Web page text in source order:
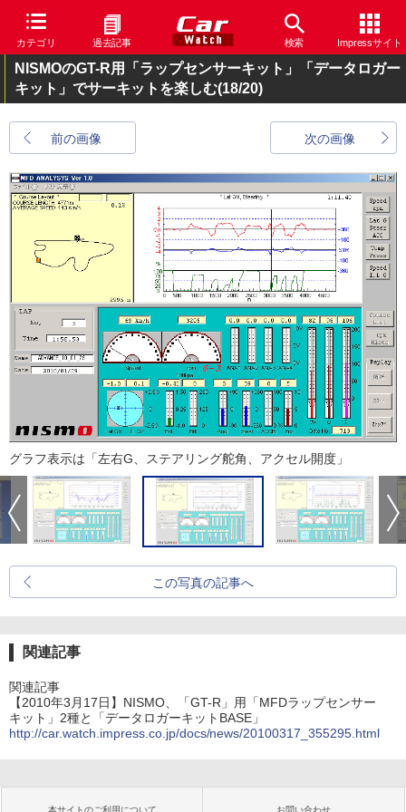
カテゴリ 過去記事 検索 Impressサイト
NISMOのGT-R用「ラップセンサーキット」「データロガー
キット」でサーキットを楽しむ(18/20)
前の画像 次の画像
グラフ表示は「左右G、ステアリング舵角、アクセル開度」
この写真の記事へ
関連記事
関連記事
【2010年3月17日】NISMO、「GT-R」用「MFDラップセンサー
キット」2種と「データロガーキットBASE」
http://car.watch.impress.co.jp/docs/news/20100317_355295.html